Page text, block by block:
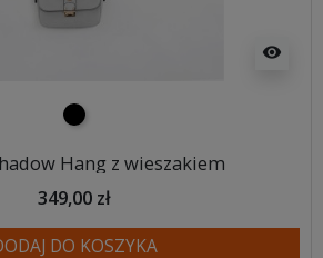
visibility
czarny
Hang z wieszakiem
349,00 zł
DO KOSZYKA